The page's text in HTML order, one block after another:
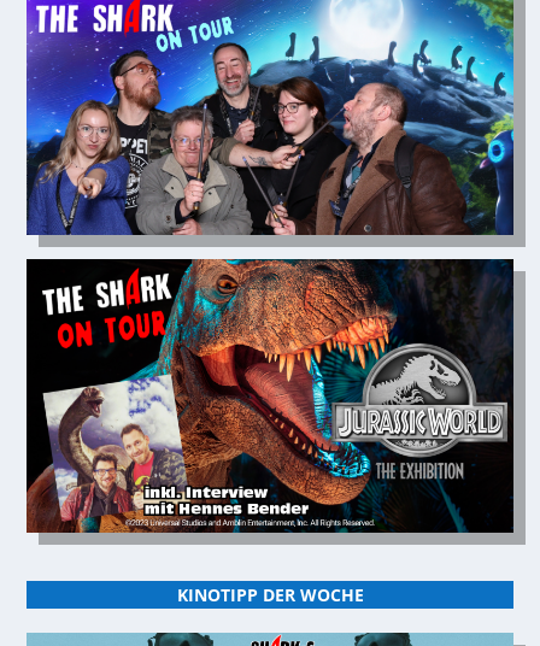
KINOTIPP DER WOCHE